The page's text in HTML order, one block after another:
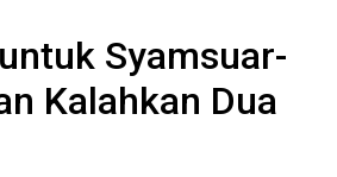
Syamsuar-
Kalahkan Dua